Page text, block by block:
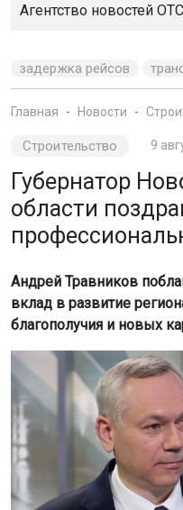
Агентство новостей
задержка рейсов
Главная Новости
Строительство 9
Губернатор
области
Андрей Травников
вклад в развитие
благополучия и новых